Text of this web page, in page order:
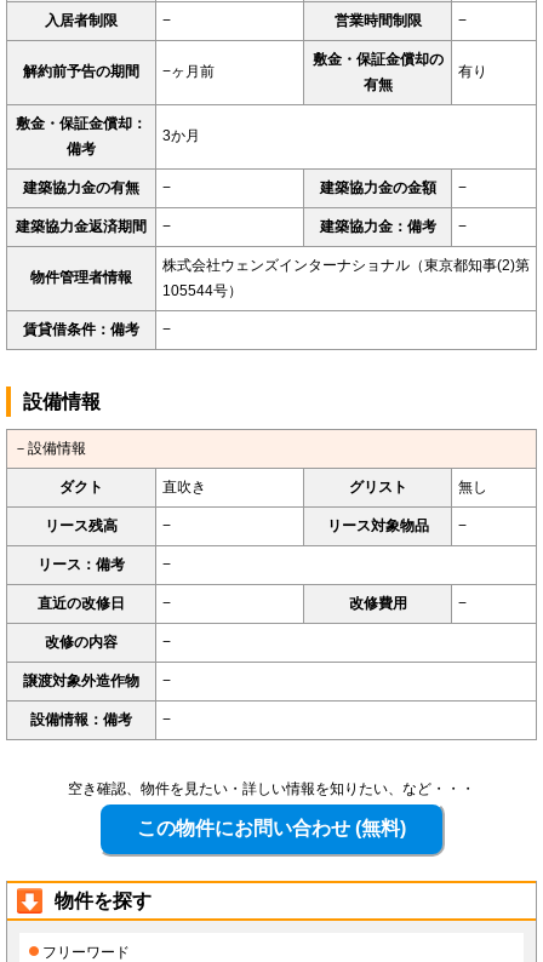
入居者制限 − 営業時間制限 −
解約前予告の期間 −ヶ月前
敷金・保証金償却の
有無
有り
敷金・保証金償却：
備考
3か月
建築協力金の有無 − 建築協力金の金額 −
建築協力金返済期間 − 建築協力金：備考 −
物件管理者情報
株式会社ウェンズインターナショナル（東京都知事(2)第
105544号）
賃貸借条件：備考 −
設備情報
－設備情報
ダクト 直吹き グリスト 無し
リース残高 − リース対象物品 −
リース：備考 −
直近の改修日 − 改修費用 −
改修の内容 −
譲渡対象外造作物 −
設備情報：備考 −
空き確認、物件を見たい・詳しい情報を知りたい、など・・・
物件を探す
フリーワード